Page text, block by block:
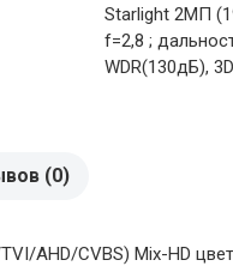
Starlight 2МП
f=2,8 ;
WDR(130дБ),
(0)
AHD/CVBS) Mix-HD